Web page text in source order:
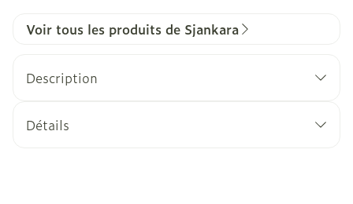
Voir tous les produits de Sjankara
Description
Détails